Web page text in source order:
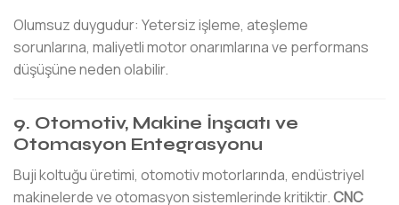
Olumsuz duygudur: Yetersiz işleme, ateşleme
sorunlarına, maliyetli motor onarımlarına ve performans
düşüşüne neden olabilir.
9. Otomotiv, Makine İnşaatı ve
Otomasyon Entegrasyonu
Buji koltuğu üretimi, otomotiv motorlarında, endüstriyel
makinelerde ve otomasyon sistemlerinde kritiktir.CNC